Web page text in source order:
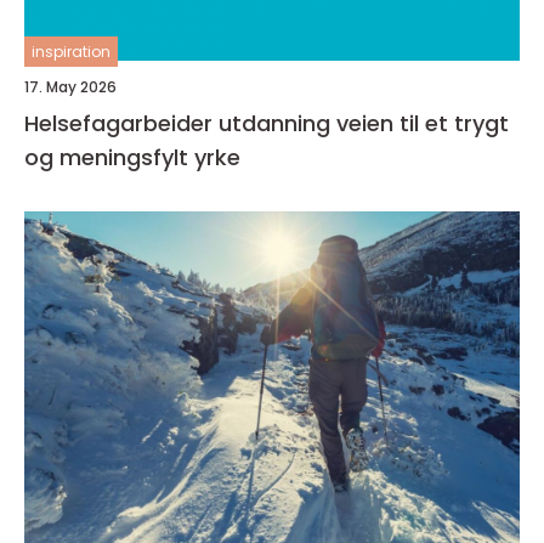
inspiration
17. May 2026
Helsefagarbeider utdanning veien til et trygt
og meningsfylt yrke